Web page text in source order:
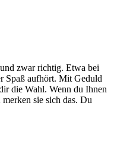
zwar richtig. Etwa bei
Spaß aufhört. Mit Geduld
die Wahl. Wenn du Ihnen
sie sich das. Du